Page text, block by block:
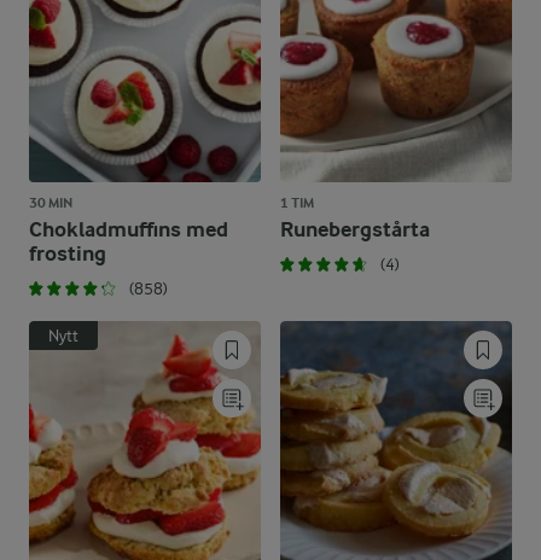
30 MIN
Chokladmuffins med
frosting
(858)
1 TIM
Runebergstårta
(4)
Nytt